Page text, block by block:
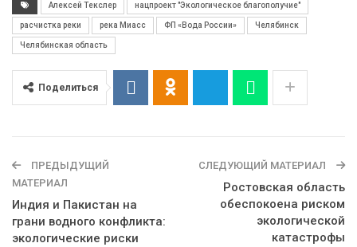
Алексей Текслер нацпроект "Экологическое благополучие"
расчистка реки река Миасс ФП «Вода России» Челябинск
Челябинская область
Поделиться
ПРЕДЫДУЩИЙ
МАТЕРИАЛ
Индия и Пакистан на
грани водного конфликта:
экологические риски
СЛЕДУЮЩИЙ МАТЕРИАЛ
Ростовская область
обеспокоена риском
экологической
катастрофы